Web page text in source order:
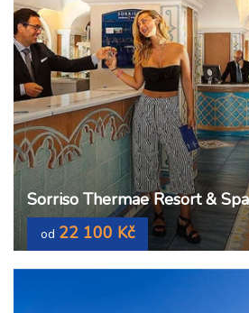
Sorriso Thermae Resort &
od 22 100 Kč